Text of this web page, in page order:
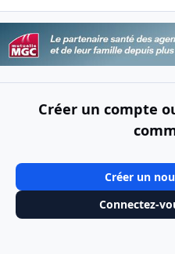
Créer un compte
Créer un
Connectez-